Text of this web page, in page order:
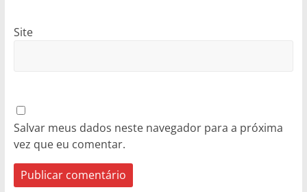
Site
Salvar meus dados neste navegador para a próxima
vez que eu comentar.